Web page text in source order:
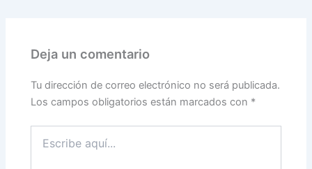
Deja un comentario
Tu dirección de correo electrónico no será publicada.
Los campos obligatorios están marcados con *
aquí...